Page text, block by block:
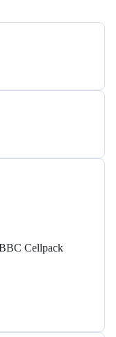
Cellpack